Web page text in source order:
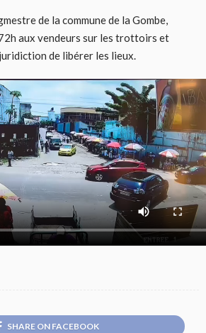
de la commune de la Gombe,
aux vendeurs sur les trottoirs et
de libérer les lieux.
SHARE ON FACEBOOK